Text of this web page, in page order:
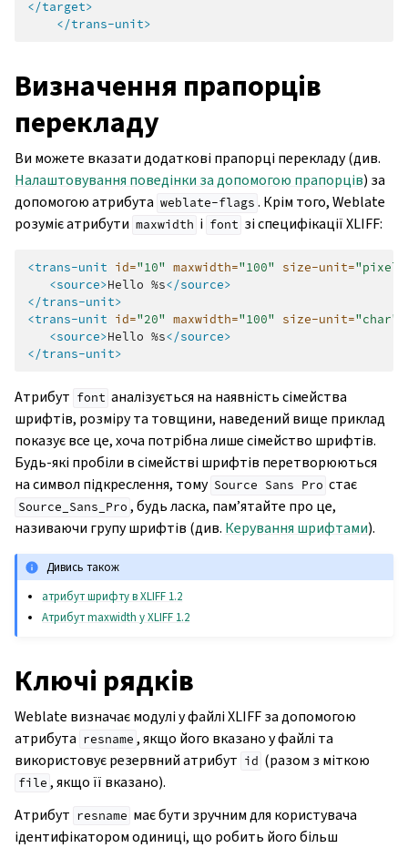
</target>
</trans-unit>
Визначення прапорців
перекладу
Ви можете вказати додаткові прапорці перекладу (див.
Налаштовування поведінки за допомогою прапорців) за
допомогою атрибута weblate-flags . Крім того, Weblate
розуміє атрибути maxwidth і font зі специфікації XLIFF:
<trans-unit id="10" maxwidth="100" size-unit="pixel"
<source>Hello %s</source>
</trans-unit>
<trans-unit id="20" maxwidth="100" size-unit="char"
<source>Hello %s</source>
</trans-unit>
Атрибут font аналізується на наявність сімейства
шрифтів, розміру та товщини, наведений вище приклад
показує все це, хоча потрібна лише сімейство шрифтів.
Будь-які пробіли в сімействі шрифтів перетворюються
на символ підкреслення, тому Source Sans Pro стає
Source_Sans_Pro , будь ласка, пам’ятайте про це,
називаючи групу шрифтів (див. Керування шрифтами).
Дивись також
атрибут шрифту в XLIFF 1.2
Атрибут maxwidth у XLIFF 1.2
Ключі рядків
Weblate визначає модулі у файлі XLIFF за допомогою
атрибута resname , якщо його вказано у файлі та
використовує резервний атрибут id (разом з міткою
file , якщо її вказано).
Атрибут resname має бути зручним для користувача
ідентифікатором одиниці, що робить його більш